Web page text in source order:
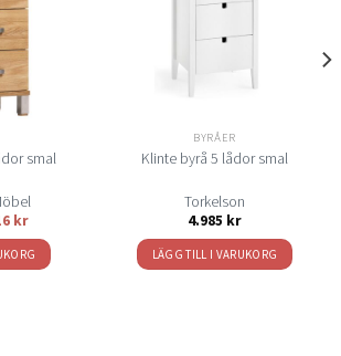
önskelistan
smal
kr
BYRÅER
Klinte byrå 5 lådor smal
Torkelson
4.985 kr
LÄGG TILL I VARUKORG